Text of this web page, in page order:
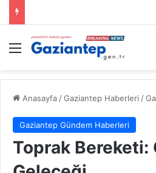
Menü
Anasayfa /Gaziantep Haberleri /
Gaziantep Gündem Haberleri
Toprak Bereketi: